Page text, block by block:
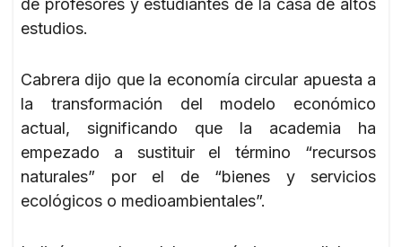
de profesores y estudiantes de la casa de altos
estudios.
Cabrera dijo que la economía circular apuesta a
la transformación del modelo económico
actual, significando que la academia ha
empezado a sustituir el término “recursos
naturales” por el de “bienes y servicios
ecológicos o medioambientales”.